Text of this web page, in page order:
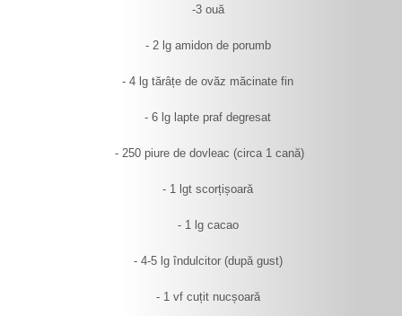
-3 ouă
- 2 lg amidon de porumb
- 4 lg tărâțe de ovăz măcinate fin
- 6 lg lapte praf degresat
- 250 piure de dovleac (circa 1 cană)
- 1 lgt scorțișoară
- 1 lg cacao
- 4-5 lg îndulcitor (după gust)
- 1 vf cuțit nucșoară